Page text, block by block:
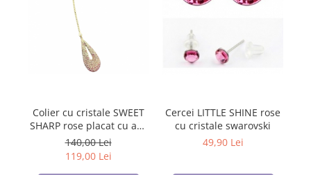
Colier cu cristale SWEET
SHARP rose placat cu aur
galben
140,00 Lei
119,00 Lei
Cercei LITTLE SHINE rose
cu cristale swarovski
49,90 Lei